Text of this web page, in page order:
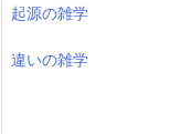
起源の雑学
違いの雑学